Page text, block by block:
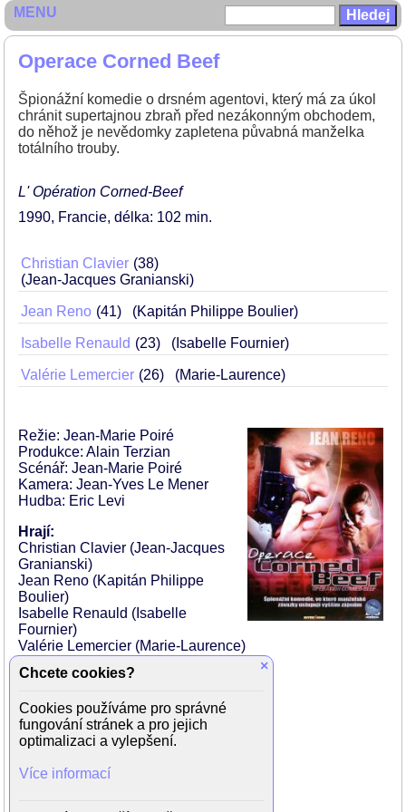
Operace Corned Beef
Špionážní komedie o drsném agentovi, který má za úkol
chránit supertajnou zbraň před nezákonným obchodem,
do něhož je nevědomky zapletena půvabná manželka
totálního trouby.
L' Opération Corned-Beef
1990 Francie délka: 102 min
Christian Clavier 38
(Jean-Jacques Granianski)
Jean Reno 41 (Kapitán Philippe Boulier)
Isabelle Renauld 23 (Isabelle Fournier)
Valérie Lemercier 26 (Marie-Laurence)
Režie: Jean-Marie Poiré
Produkce: Alain Terzian
Scénář: Jean-Marie Poiré
Kamera: Jean-Yves Le Mener
Hudba: Eric Levi
Hrají:
Christian Clavier (Jean-Jacques
Granianski)
Jean Reno (Kapitán Philippe
Boulier)
Isabelle Renauld (Isabelle
Fournier)
Valérie Lemercier (Marie-Laurence)
Mireille Rufel (Garcia)
Jacques Dacqmine (generál Moulin)
Jacques Sereys
Jean-Marie Cornille (Froment)
Raymond Gérôme
Francis Coffinet (Georges Favart
MENU
×
Chcete cookies?
Cookies používáme pro správné
fungování stránek a pro jejich
optimalizaci a vylepšení.
Více informací